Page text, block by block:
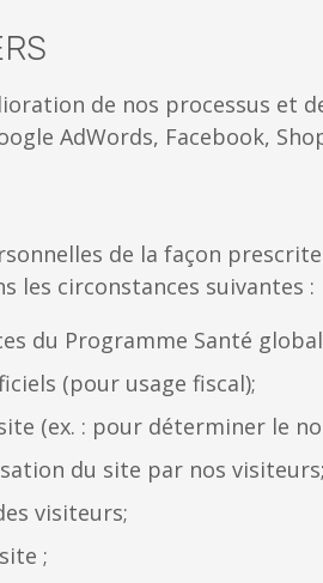
de nos processus et
AdWords, Facebook,
de la façon
les circonstances suivantes :
du Programme Santé
(pour usage fiscal);
(ex. : pour déterminer le
du site par nos visiteurs;
visiteurs;
;